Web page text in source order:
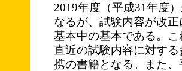
2019年度（平成31年度
なるが、試験内容が改
基本中の基本である。
直近の試験内容に対す
携の書籍となる。また